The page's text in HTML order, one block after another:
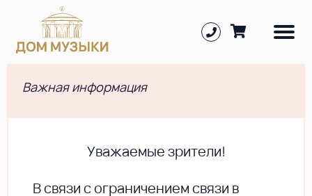
Важная информация
Уважаемые зрители!
В cвязи с ограничением связи в